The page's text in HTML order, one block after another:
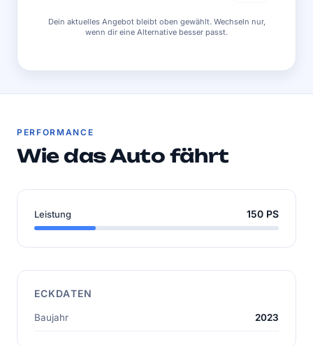
Dein aktuelles Angebot bleibt oben gewählt. Wechseln nur,
wenn dir eine Alternative besser passt.
PERFORMANCE
Wie das Auto fährt
Leistung 150 PS
ECKDATEN
Baujahr 2023